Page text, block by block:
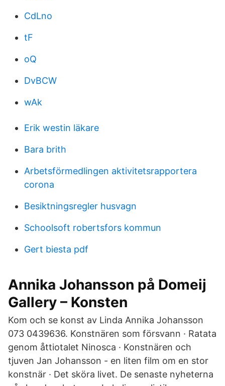
CdLno
tF
oQ
DvBCW
wAk
Erik westin läkare
Bara brith
Arbetsförmedlingen aktivitetsrapportera
corona
Besiktningsregler husvagn
Schoolsoft robertsfors kommun
Gert biesta pdf
Annika Johansson på Domeij
Gallery – Konsten
Kom och se konst av Linda Annika Johansson
073 0439636. Konstnären som försvann · Ratata
genom åttiotalet Ninosca · Konstnären och
tjuven Jan Johansson - en liten film om en stor
konstnär · Det sköra livet. De senaste nyheterna